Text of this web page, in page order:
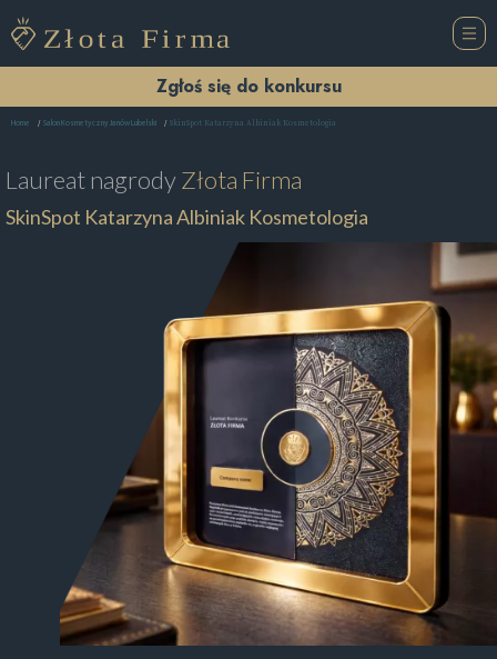
Zgłoś się do konkursu
Home Salon Kosmetyczny Janów Lubelski SkinSpot Katarzyna Albiniak Kosmetologia
Laureat nagrodyZłota Firma
SkinSpot Katarzyna Albiniak Kosmetologia